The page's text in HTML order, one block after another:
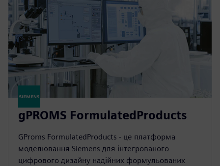
gPROMS FormulatedProducts
GProms FormulatedProducts - це платформа
моделювання Siemens для інтегрованого
цифрового дизайну надійних формульованих